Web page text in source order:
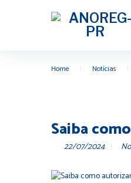
Home Notícias
Saiba
22/07/2024